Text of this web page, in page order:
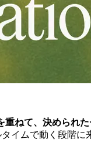
ねて、決められ
イムで動く段階に